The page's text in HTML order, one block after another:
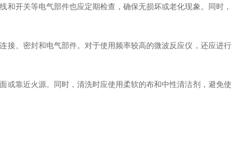
开关等电气部件也应定期检查，确保无损坏或老化现象。同时，
、密封和电气部件。对于使用频率较高的微波反应仪，还应进行
靠近火源。同时，清洗时应使用柔软的布和中性清洁剂，避免使